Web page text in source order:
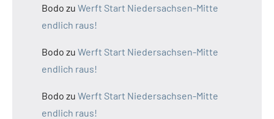
Bodo zu Werft Start Niedersachsen-Mitte
endlich raus!
Bodo zu Werft Start Niedersachsen-Mitte
endlich raus!
Bodo zu Werft Start Niedersachsen-Mitte
endlich raus!